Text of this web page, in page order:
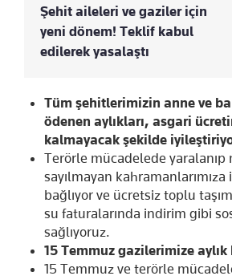
Şehit aileleri ve gaziler için
yeni dönem! Teklif kabul
edilerek yasalaştı
Tüm şehitlerimizin anne ve
ödenen aylıkları, asgari
kalmayacak şekilde
Terörle mücadelede yaralanıp
sayılmayan kahramanlarımıza
bağlıyor ve ücretsiz toplu
su faturalarında indirim gibi
sağlıyoruz.
15 Temmuz gazilerimize aylık
15 Temmuz ve terörle